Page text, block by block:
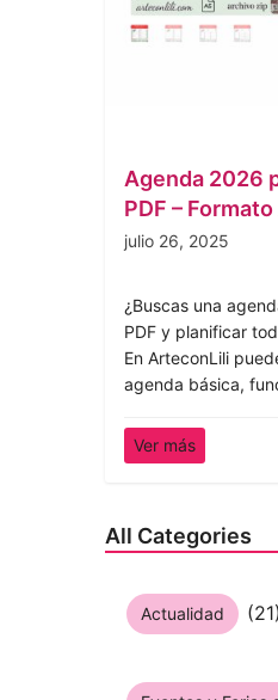
Agenda 2026
PDF –
julio 26, 2025
¿Buscas una
PDF y planificar
En ArteconLili
agenda básica,
Ver más
All Categories
Actualidad (21)